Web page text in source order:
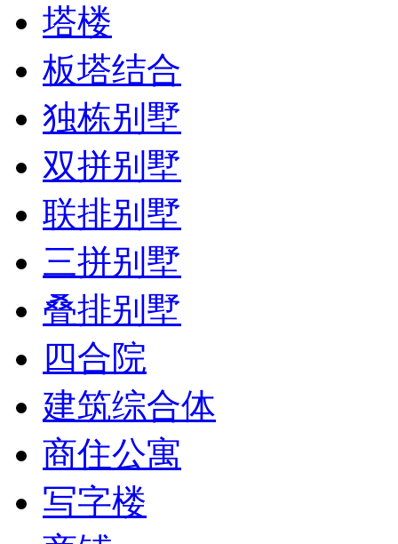
塔楼
板塔结合
独栋别墅
双拼别墅
联排别墅
三拼别墅
叠排别墅
四合院
建筑综合体
商住公寓
写字楼